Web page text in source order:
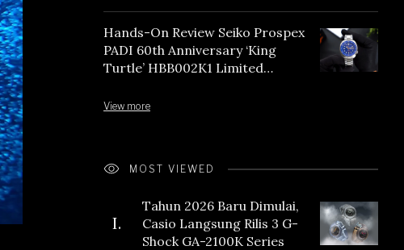
Vintage Vibes
Hands-On Review Seiko Prospex
PADI 60th Anniversary ‘King
Turtle’ HBB002K1 Limited
View more
MOST VIEWED
I.
Tahun 2026 Baru Dimulai,
Casio Langsung Rilis 3 G-
Shock GA-2100K Series